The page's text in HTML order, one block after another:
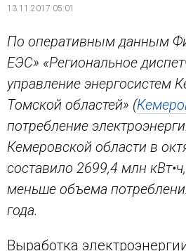
13.11.2017 05:01
По оперативным данным
ЕЭС» «Региональное
управление энергосистем
Томской областей» (
потребление
Кемеровской области в
составило 2699,4 млн
меньше объема
года.
Выработка